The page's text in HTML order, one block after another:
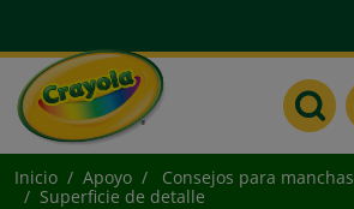
Inicio Apoyo
Consejos para manchas
Superficie de detalle